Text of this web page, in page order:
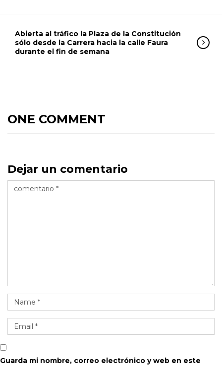
Abierta al tráfico la Plaza de la Constitución
sólo desde la Carrera hacia la calle Faura
durante el fin de semana
ONE COMMENT
Dejar un comentario
Guarda mi nombre, correo electrónico y web en este